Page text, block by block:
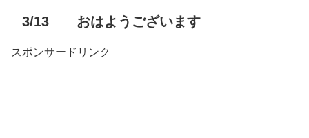
3/13 おはようございます
スポンサードリンク